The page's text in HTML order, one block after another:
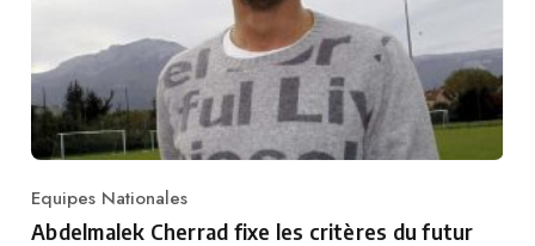
Category
Equipes Nationales
Abdelmalek Cherrad fixe les critères du futur